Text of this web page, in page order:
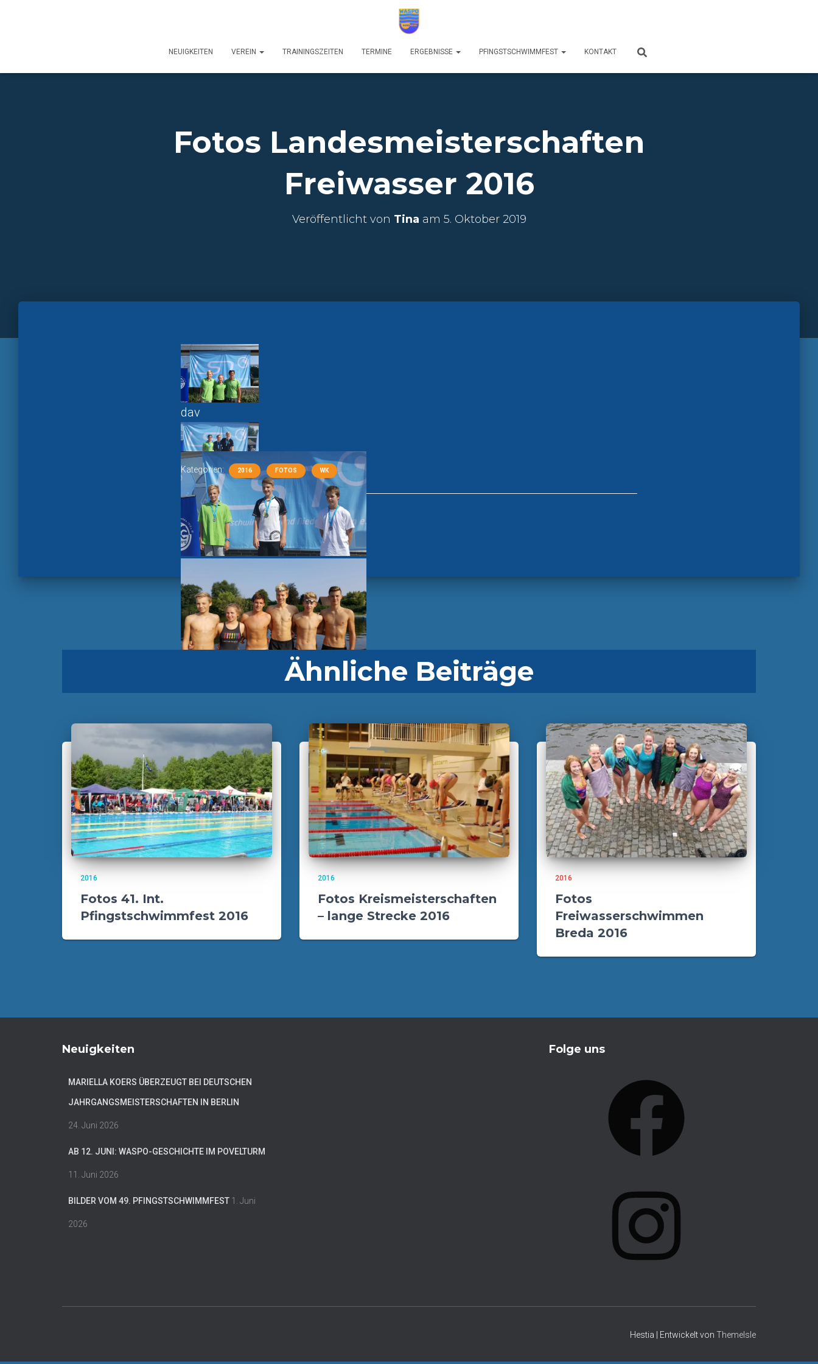
NEUIGKEITEN VEREIN TRAININGSZEITEN TERMINE ERGEBNISSE PFINGSTSCHWIMMFEST KONTAKT
Fotos Landesmeisterschaften
Freiwasser 2016
Veröffentlicht von Tina am 5. Oktober 2019
dav
Kategorien: 2016 FOTOS WK
Ähnliche Beiträge
2016
Fotos 41. Int.
Pfingstschwimmfest 2016
2016
Fotos Kreismeisterschaften
– lange Strecke 2016
2016
Fotos
Freiwasserschwimmen
Breda 2016
Neuigkeiten
MARIELLA KOERS ÜBERZEUGT BEI DEUTSCHEN
JAHRGANGSMEISTERSCHAFTEN IN BERLIN
24. Juni 2026
AB 12. JUNI: WASPO-GESCHICHTE IM POVELTURM
11. Juni 2026
BILDER VOM 49. PFINGSTSCHWIMMFEST 1. Juni
2026
Folge uns
R
Hestia | Entwickelt von ThemeIsle